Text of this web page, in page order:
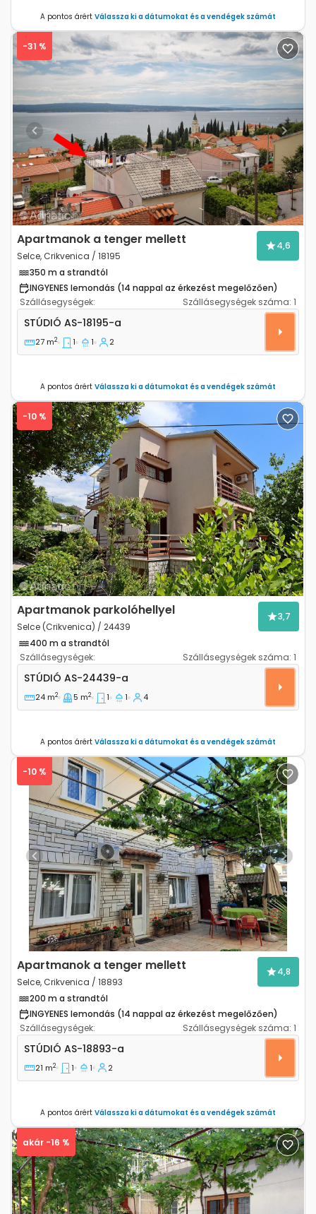
A pontos árért Válassza ki a dátumokat és a vendégek számát
Previous Next
-31 %
Apartmanok a tenger mellett
Selce, Crikvenica / 18195
4,6
350 m a strandtól
INGYENES lemondás (14 nappal az érkezést megelőzően)
Szállásegységek:
Szállásegységek száma: 1
Stúdió apartman Selce, Crikvenica AS-18195-a
STÚDIÓ AS-18195-a
27 m2 1 1 2
A pontos árért Válassza ki a dátumokat és a vendégek számát
Previous Next
-10 %
Apartmanok parkolóhellyel
Selce (Crikvenica) / 24439
3,7
400 m a strandtól
Szállásegységek:
Szállásegységek száma: 1
Stúdió apartman Selce, Crikvenica AS-24439-a
STÚDIÓ AS-24439-a
24 m2 5 m2 1 1 4
A pontos árért Válassza ki a dátumokat és a vendégek számát
Previous Next
-10 %
Apartmanok a tenger mellett
Selce, Crikvenica / 18893
4,8
200 m a strandtól
INGYENES lemondás (14 nappal az érkezést megelőzően)
Szállásegységek:
Szállásegységek száma: 1
Stúdió apartman Selce, Crikvenica AS-18893-a
STÚDIÓ AS-18893-a
21 m2 1 1 2
A pontos árért Válassza ki a dátumokat és a vendégek számát
akár -16 %